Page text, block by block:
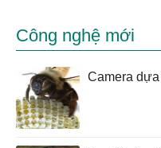
Công nghệ mới
Camera dựa